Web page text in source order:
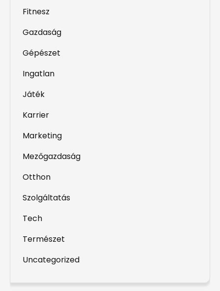
Fitnesz
Gazdaság
Gépészet
Ingatlan
Játék
Karrier
Marketing
Mezőgazdaság
Otthon
Szolgáltatás
Tech
Természet
Uncategorized